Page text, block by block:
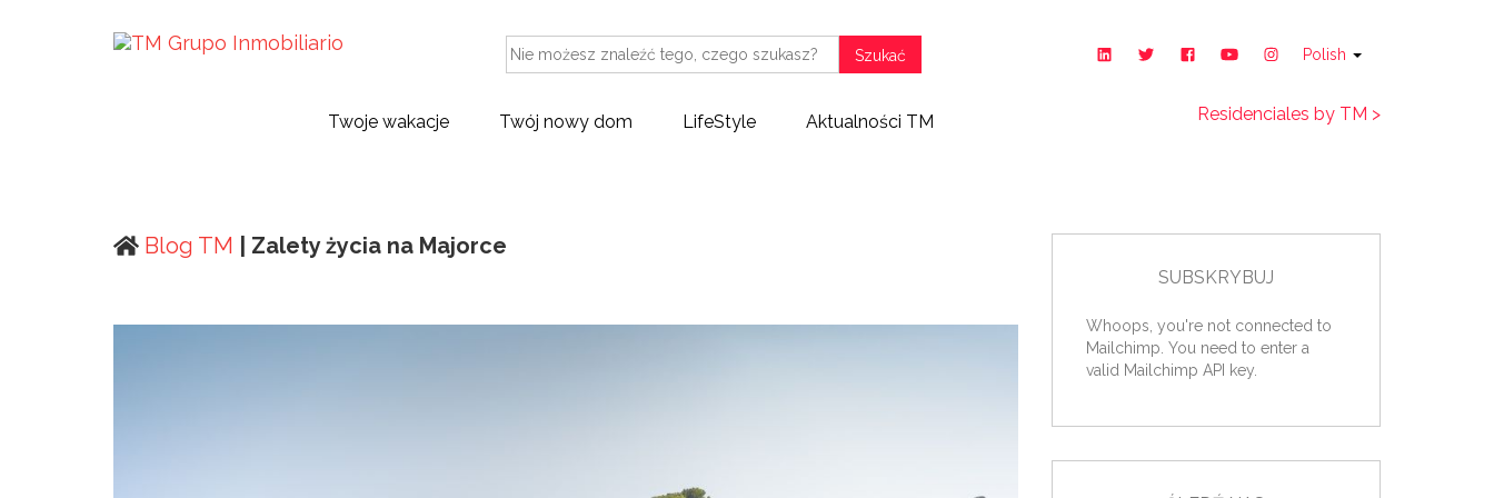
Szukać Polish
Twoje wakacje Twój nowy dom LifeStyle Aktualności TM Residenciales by TM >
Blog TM | Zalety życia na Majorce
SUBSKRYBUJ
Whoops, you're not connected to
Mailchimp. You need to enter a
valid Mailchimp API key.